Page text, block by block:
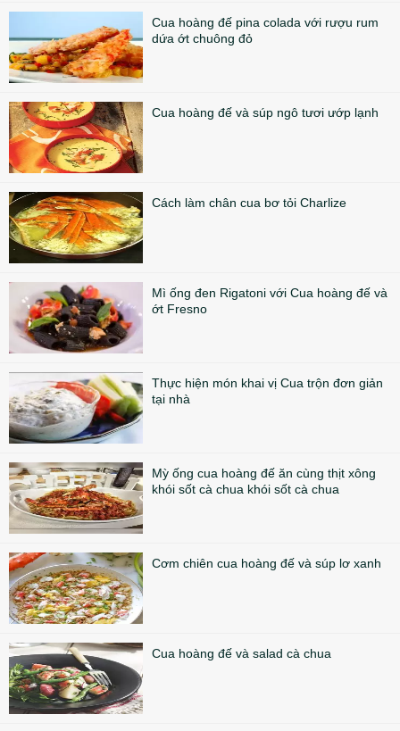
Cua hoàng đế pina colada với rượu rum
dứa ớt chuông đỏ
Cua hoàng đế và súp ngô tươi ướp lạnh
Cách làm chân cua bơ tỏi Charlize
Mì ống đen Rigatoni với Cua hoàng đế và
ớt Fresno
Thực hiện món khai vị Cua trộn đơn giản
tại nhà
Mỳ ống cua hoàng đế ăn cùng thịt xông
khói sốt cà chua khói sốt cà chua
Cơm chiên cua hoàng đế và súp lơ xanh
Cua hoàng đế và salad cà chua